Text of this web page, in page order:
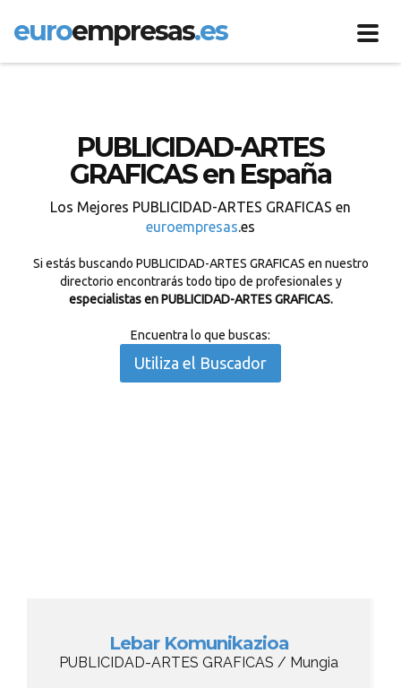
euroempresas.es
PUBLICIDAD-ARTES
GRAFICAS en España
Los Mejores PUBLICIDAD-ARTES GRAFICAS en
euroempresas.es
Si estás buscando PUBLICIDAD-ARTES GRAFICAS en nuestro
directorio encontrarás todo tipo de profesionales y
especialistas en PUBLICIDAD-ARTES GRAFICAS.
Encuentra lo que buscas:
Utiliza el Buscador
Lebar Komunikazioa
PUBLICIDAD-ARTES GRAFICAS / Mungia